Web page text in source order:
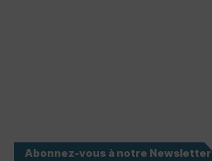
Abonnez-vous à notre Newsletter